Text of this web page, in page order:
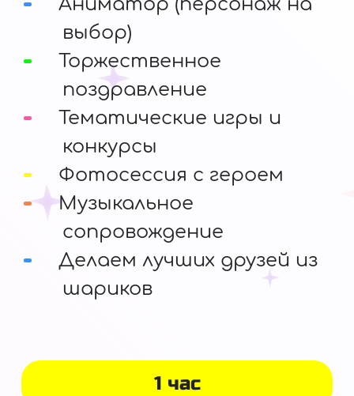
1 час
выбор)
Торжественное
поздравление
Тематические игры и
конкурсы
Фотосессия с героем
Музыкальное
сопровождение
Делаем лучших друзей из
шариков